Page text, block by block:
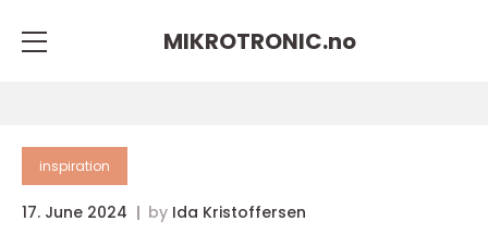
MIKROTRONIC.no
inspiration
17. June 2024 by Ida Kristoffersen